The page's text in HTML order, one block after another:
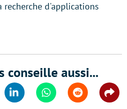
d'applications
conseille aussi...
Linkedin WhatsappReddit